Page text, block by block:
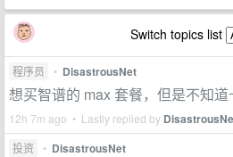
Switch topics list
程序员 • DisastrousNet
想买智谱的 max 套餐，但是不知道
12h 7m ago • Lastly replied by
投资 • DisastrousNet